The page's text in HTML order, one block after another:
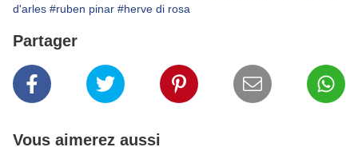
d'arles #ruben pinar #herve di rosa
Partager
Vous aimerez aussi